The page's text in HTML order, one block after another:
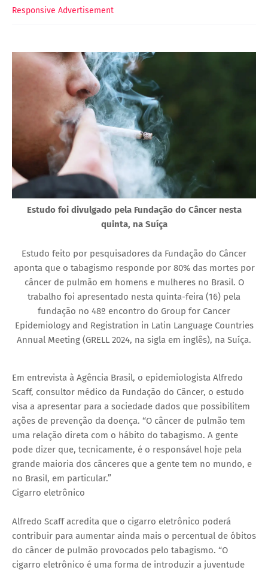
Responsive Advertisement
Estudo foi divulgado pela Fundação do Câncer nesta
quinta, na Suíça
Estudo feito por pesquisadores da Fundação do Câncer
aponta que o tabagismo responde por 80% das mortes por
câncer de pulmão em homens e mulheres no Brasil. O
trabalho foi apresentado nesta quinta-feira (16) pela
fundação no 48º encontro do Group for Cancer
Epidemiology and Registration in Latin Language Countries
Annual Meeting (GRELL 2024, na sigla em inglês), na Suíça.
Em entrevista à Agência Brasil, o epidemiologista Alfredo
Scaff, consultor médico da Fundação do Câncer, o estudo
visa a apresentar para a sociedade dados que possibilitem
ações de prevenção da doença. “O câncer de pulmão tem
uma relação direta com o hábito do tabagismo. A gente
pode dizer que, tecnicamente, é o responsável hoje pela
grande maioria dos cânceres que a gente tem no mundo, e
no Brasil, em particular.”
Cigarro eletrônico
Alfredo Scaff acredita que o cigarro eletrônico poderá
contribuir para aumentar ainda mais o percentual de óbitos
do câncer de pulmão provocados pelo tabagismo. “O
cigarro eletrônico é uma forma de introduzir a juventude